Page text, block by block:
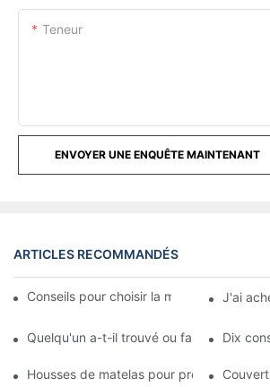
Teneur
ENVOYER UNE ENQUÊTE MAINTENANT
ARTICLES RECOMMANDÉS
Conseils pour choisir la meilleure housse
J'ai
Quelqu'un a-t-il trouvé ou fabriqué une
Dix
Housses de matelas pour prévenir les